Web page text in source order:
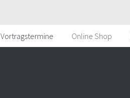
Vortragstermine Online Shop